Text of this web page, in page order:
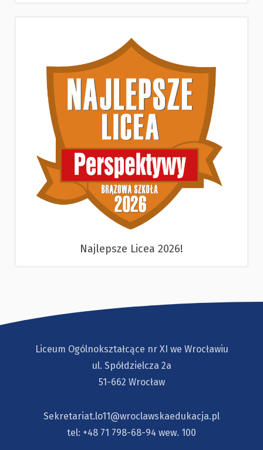
Najlepsze Licea 2026!
Liceum Ogólnokształcące nr XI we Wrocławiu
ul. Spółdzielcza 2a
51-662 Wrocław
Sekretariat.lo11@wroclawskaedukacja.pl
tel: +48 71 798-68-94 wew. 100